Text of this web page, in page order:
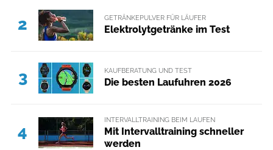
2 GETRÄNKEPULVER FÜR LÄUFER
Elektrolytgetränke im Test
3 KAUFBERATUNG UND TEST
Die besten Laufuhren 2026
4
INTERVALLTRAINING BEIM LAUFEN
Mit Intervalltraining schneller
werden